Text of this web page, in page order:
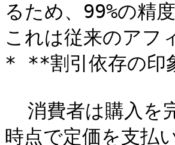
るため、99%の精
これは従来のアフ
* **割引依存の印
時点で定価を支払